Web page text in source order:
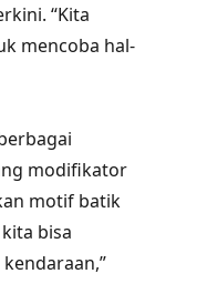
“Kita
mencoba hal-
modifikator
motif batik
bisa